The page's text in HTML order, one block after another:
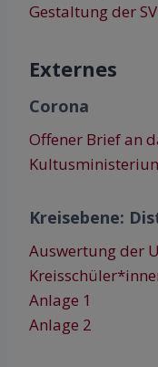
Gestaltung der
Externes
Corona
Offener Brief an
Kreisebene:
Auswertung der
Anlage 1
Anlage 2